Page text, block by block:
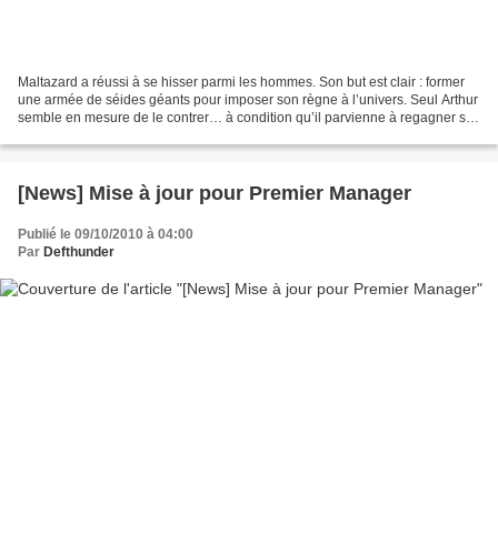
Maltazard a réussi à se hisser parmi les hommes. Son but est clair : former
une armée de séides géants pour imposer son règne à l’univers. Seul Arthur
semble en mesure de le contrer… à condition qu’il parvienne à regagner sa
[News] Mise à jour pour Premier Manager
Publié le 09/10/2010 à 04:00
Par Defthunder